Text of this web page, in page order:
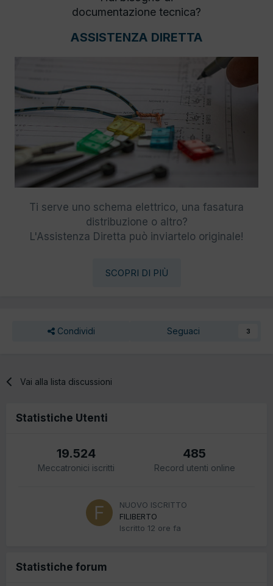
documentazione tecnica?
ASSISTENZA DIRETTA
Ti serve uno schema elettrico, una fasatura
distribuzione o altro?
L'Assistenza Diretta può inviartelo originale!
SCOPRI DI PIÙ
Condividi Seguaci 3
Vai alla lista discussioni
Statistiche Utenti
19.524
Meccatronici iscritti
485
Record utenti online
NUOVO ISCRITTO
FILIBERTO
Iscritto 12 ore fa
Statistiche forum